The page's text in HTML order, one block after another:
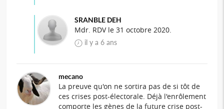
SRANBLE DEH
Mdr. RDV le 31 octobre 2020.
il y a 6 ans
mecano
La preuve qu'on ne sortira pas de si tôt de
ces crises post-électorale. Déjà l'enrôlement
comporte les gènes de la future crise post-